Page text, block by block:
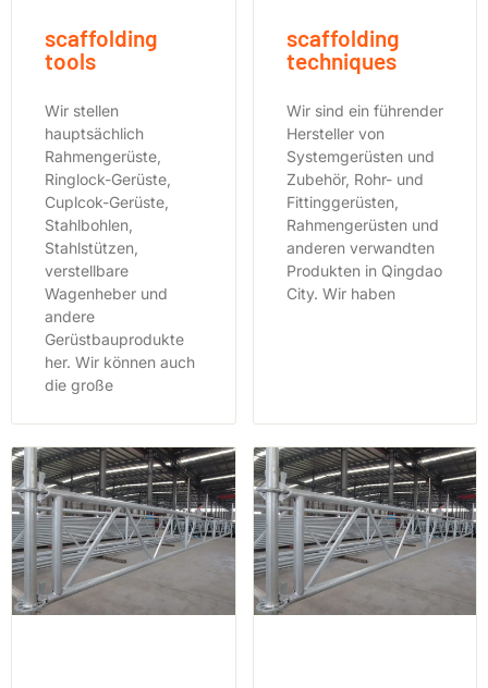
scaffolding
tools
Wir stellen
hauptsächlich
Rahmengerüste,
Ringlock-Gerüste,
Cuplcok-Gerüste,
Stahlbohlen,
Stahlstützen,
verstellbare
Wagenheber und
andere
Gerüstbauprodukte
her. Wir können auch
die große
scaffolding
techniques
Wir sind ein führender
Hersteller von
Systemgerüsten und
Zubehör, Rohr- und
Fittinggerüsten,
Rahmengerüsten und
anderen verwandten
Produkten in Qingdao
City. Wir haben